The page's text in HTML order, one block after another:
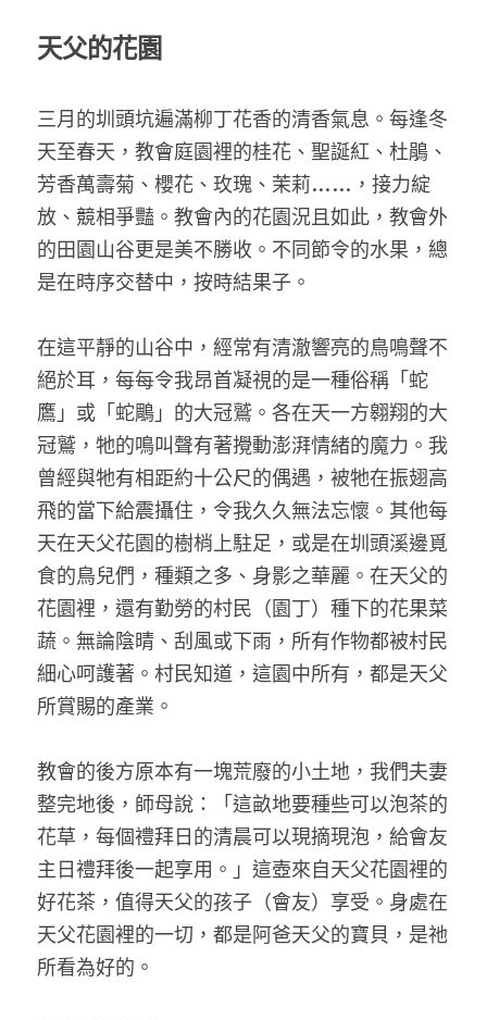
天父的花園
三月的圳頭坑遍滿柳丁花香的清香氣息。每逢冬
天至春天，教會庭園裡的桂花、聖誕紅、杜鵑、
芳香萬壽菊、櫻花、玫瑰、茉莉……，接力綻
放、競相爭豔。教會內的花園況且如此，教會外
的田園山谷更是美不勝收。不同節令的水果，總
是在時序交替中，按時結果子。
在這平靜的山谷中，經常有清澈響亮的鳥鳴聲不
絕於耳，每每令我昂首凝視的是一種俗稱「蛇
鷹」或「蛇鵰」的大冠鷲。各在天一方翱翔的大
冠鷲，牠的鳴叫聲有著攪動澎湃情緒的魔力。我
曾經與牠有相距約十公尺的偶遇，被牠在振翅高
飛的當下給震攝住，令我久久無法忘懷。其他每
天在天父花園的樹梢上駐足，或是在圳頭溪邊覓
食的鳥兒們，種類之多、身影之華麗。在天父的
花園裡，還有勤勞的村民（園丁）種下的花果菜
蔬。無論陰晴、刮風或下雨，所有作物都被村民
細心呵護著。村民知道，這園中所有，都是天父
所賞賜的產業。
教會的後方原本有一塊荒廢的小土地，我們夫妻
整完地後，師母說：「這畝地要種些可以泡茶的
花草，每個禮拜日的清晨可以現摘現泡，給會友
主日禮拜後一起享用。」這壺來自天父花園裡的
好花茶，值得天父的孩子（會友）享受。身處在
天父花園裡的一切，都是阿爸天父的寶貝，是祂
所看為好的。